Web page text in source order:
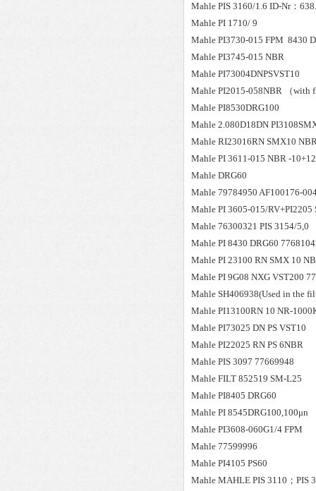
Mahle PIS 3160/1.6 ID-Nr：
Mahle PI 1710/ 9
Mahle PI3730-015 FPM 8430
Mahle PI3745-015 NBR
Mahle PI73004DNPSVST10
Mahle PI2015-058NBR （with
Mahle PI8530DRG100
Mahle 2.080D18DN
Mahle RI23016RN SMX10
Mahle PI 3611-015 NBR -
Mahle DRG60
Mahle 79784950 AF100176-
Mahle PI 3605-015/RV+PI2205
Mahle 76300321 PIS 3154/5,0
Mahle PI 8430 DRG60
Mahle PI 23100 RN SMX 10
Mahle PI 9G08 NXG VST200
Mahle SH406938(Used in the
Mahle PI13100RN 10 NR-
Mahle PI73025 DN PS VST10
Mahle PI22025 RN PS 6NBR
Mahle PIS 3097 77669948
Mahle FILT 852519 SM-L25
Mahle PI8405 DRG60
Mahle PI 8545DRG100,100μn
Mahle PI3608-060G1/4 FPM
Mahle 77599996
Mahle PI4105 PS60
Mahle MAHLE PIS 3110；PIS